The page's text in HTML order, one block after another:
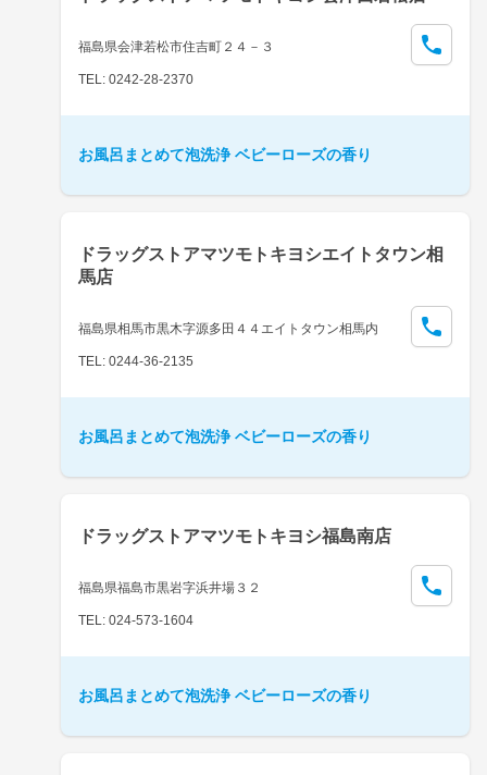
福島県会津若松市住吉町２４－３
TEL: 0242-28-2370
お風呂まとめて泡洗浄 ベビーローズの香り
ドラッグストアマツモトキヨシエイトタウン相
馬店
福島県相馬市黒木字源多田４４エイトタウン相馬内
TEL: 0244-36-2135
お風呂まとめて泡洗浄 ベビーローズの香り
ドラッグストアマツモトキヨシ福島南店
福島県福島市黒岩字浜井場３２
TEL: 024-573-1604
お風呂まとめて泡洗浄 ベビーローズの香り